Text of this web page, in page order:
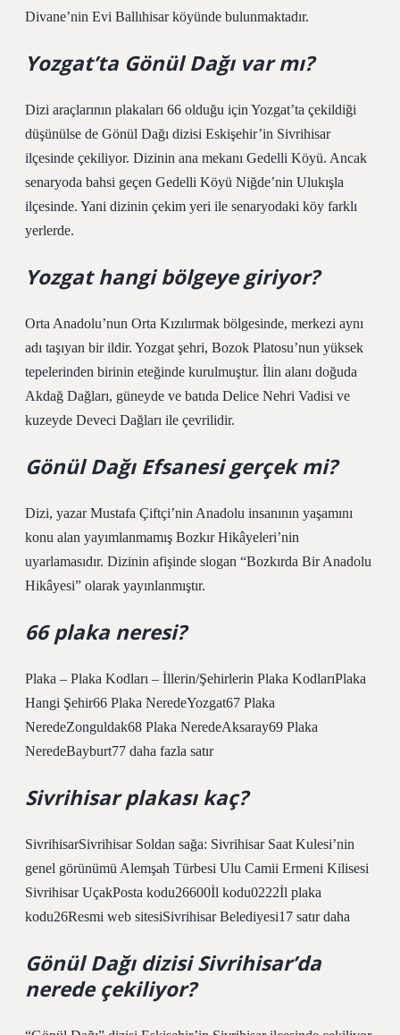
Divane’nin Evi Ballıhisar köyünde bulunmaktadır.
Yozgat’ta Gönül Dağı var mı?
Dizi araçlarının plakaları 66 olduğu için Yozgat’ta çekildiği
düşünülse de Gönül Dağı dizisi Eskişehir’in Sivrihisar
ilçesinde çekiliyor. Dizinin ana mekanı Gedelli Köyü. Ancak
senaryoda bahsi geçen Gedelli Köyü Niğde’nin Ulukışla
ilçesinde. Yani dizinin çekim yeri ile senaryodaki köy farklı
yerlerde.
Yozgat hangi bölgeye giriyor?
Orta Anadolu’nun Orta Kızılırmak bölgesinde, merkezi aynı
adı taşıyan bir ildir. Yozgat şehri, Bozok Platosu’nun yüksek
tepelerinden birinin eteğinde kurulmuştur. İlin alanı doğuda
Akdağ Dağları, güneyde ve batıda Delice Nehri Vadisi ve
kuzeyde Deveci Dağları ile çevrilidir.
Gönül Dağı Efsanesi gerçek mi?
Dizi, yazar Mustafa Çiftçi’nin Anadolu insanının yaşamını
konu alan yayımlanmamış Bozkır Hikâyeleri’nin
uyarlamasıdır. Dizinin afişinde slogan “Bozkırda Bir Anadolu
Hikâyesi” olarak yayınlanmıştır.
66 plaka neresi?
Plaka – Plaka Kodları – İllerin/Şehirlerin Plaka KodlarıPlaka
Hangi Şehir66 Plaka NeredeYozgat67 Plaka
NeredeZonguldak68 Plaka NeredeAksaray69 Plaka
NeredeBayburt77 daha fazla satır
Sivrihisar plakası kaç?
SivrihisarSivrihisar Soldan sağa: Sivrihisar Saat Kulesi’nin
genel görünümü Alemşah Türbesi Ulu Camii Ermeni Kilisesi
Sivrihisar UçakPosta kodu26600İl kodu0222İl plaka
kodu26Resmi web sitesiSivrihisar Belediyesi17 satır daha
Gönül Dağı dizisi Sivrihisar’da
nerede çekiliyor?